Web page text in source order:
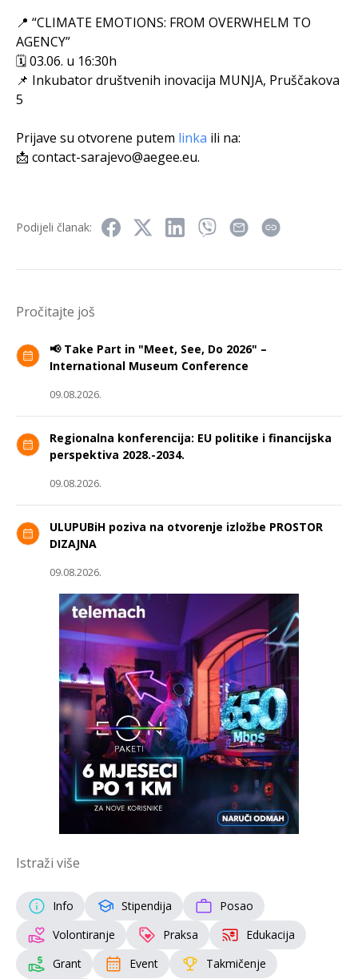
📍 “CLIMATE EMOTIONS: FROM OVERWHELM TO
AGENCY”
🗓 03.06. u 16:30h
📌 Inkubator društvenih inovacija MUNJA, Pruščakova
5
Prijave su otvorene putem linka ili na:
📩 contact-sarajevo@aegee.eu.
Podijeli članak:
Pročitajte još
📢 Take Part in "Meet, See, Do 2026" –
International Museum Conference
09.08.2026.
Regionalna konferencija: EU politike i financijska
perspektiva 2028.-2034.
09.08.2026.
ULUPUBiH poziva na otvorenje izložbe PROSTOR
DIZAJNA
09.08.2026.
Istraži više
Info Stipendija
Posao
Volontiranje
Praksa
Edukacija
Grant
Event Takmičenje